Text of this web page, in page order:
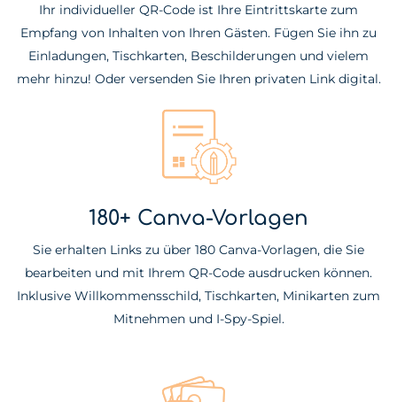
Ihr individueller QR-Code ist Ihre Eintrittskarte zum
Empfang von Inhalten von Ihren Gästen. Fügen Sie ihn zu
Einladungen, Tischkarten, Beschilderungen und vielem
mehr hinzu! Oder versenden Sie Ihren privaten Link digital.
180+ Canva-Vorlagen
Sie erhalten Links zu über 180 Canva-Vorlagen, die Sie
bearbeiten und mit Ihrem QR-Code ausdrucken können.
Inklusive Willkommensschild, Tischkarten, Minikarten zum
Mitnehmen und I-Spy-Spiel.